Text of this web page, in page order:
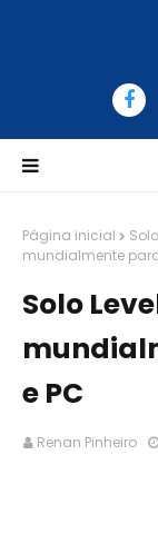
Página inicial
mundialmente
Solo
e PC
Renan Pinheiro